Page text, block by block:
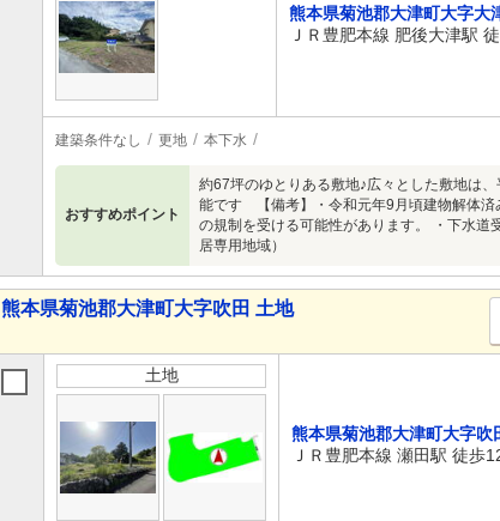
熊本県菊池郡大津町大字大
ＪＲ豊肥本線 肥後大津駅
建築条件なし 更地 本下水
おすすめポイント
約67坪のゆとりある敷地♪広々とした敷地は
能です 【備考】・令和元年9月頃建物解体済
の規制を受ける可能性があります。 ・下水
居専用地域）
熊本県菊池郡大津町大字吹田 土地
土地
熊本県菊池郡大津町大字吹
ＪＲ豊肥本線 瀬田駅 徒歩